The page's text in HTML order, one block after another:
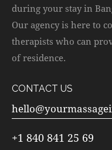
during your stay in
Our agency is here to
therapists who can
of residence.
CONTACT US
+1 840 841 25 69